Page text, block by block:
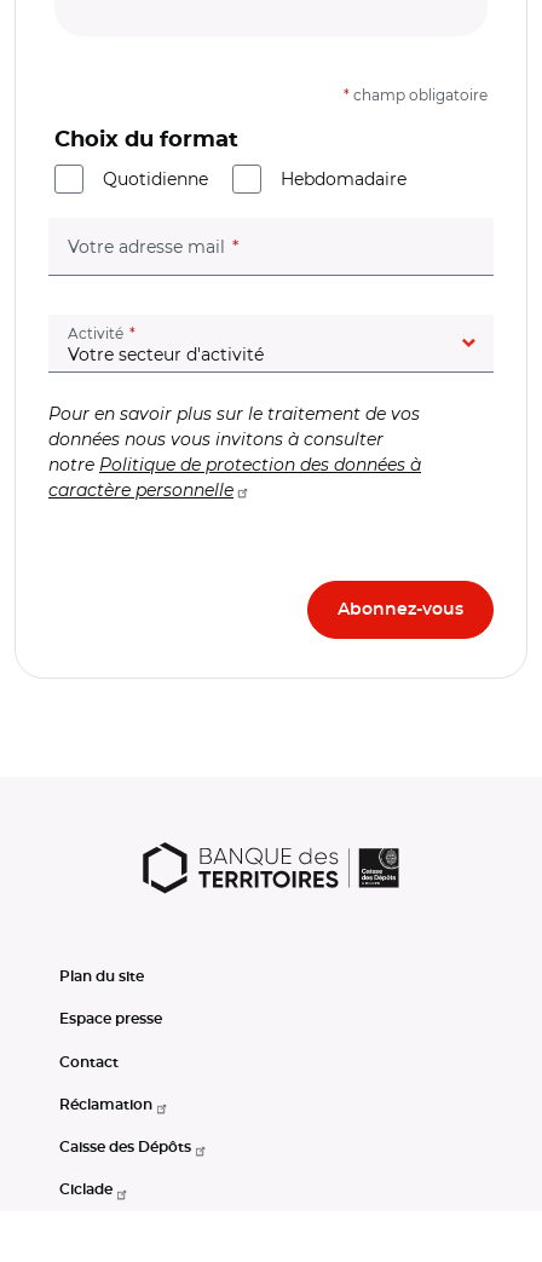
* champ obligatoire
Choix du format
Quotidienne
Hebdomadaire
Votre adresse mail (champ obligatoire)
Activité (champ obligatoire)
Pour en savoir plus sur le traitement de vos
données nous vous invitons à consulter
notre Politique de protection des données à
caractère personnelle
Plan du site
Espace presse
Contact
Réclamation
Caisse des Dépôts
Ciclade